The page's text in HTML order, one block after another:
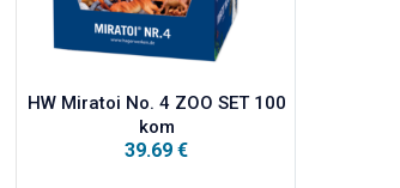
HW Miratoi No. 4 ZOO SET 100
kom
39.69 €